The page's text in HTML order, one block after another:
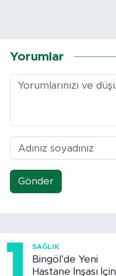
Yorumlar
Gönder
SAĞLIK
Bingöl’de Yeni
Hastane İnşası İçin